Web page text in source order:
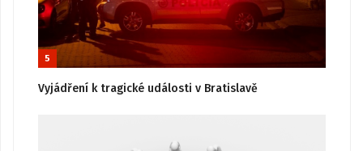
5
Vyjádření k tragické události v Bratislavě